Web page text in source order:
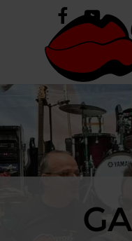
Direkt zum Seiteninhalt
Menü